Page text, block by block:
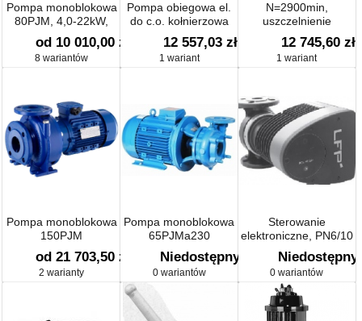
Pompa monoblokowa
80PJM, 4,0-22kW,
n=2900/min
od 10 010,00 zł
8 wariantów
Pompa obiegowa el.
do c.o. kołnierzowa
POe MEGA
12 557,03 zł
1 wariant
N=2900min,
uszczelnienie
mechaniczne DMc.
Pompa liniowa PML2
DN 80
12 745,60 zł
1 wariant
Pompa monoblokowa
150PJM
od 21 703,50 zł
2 warianty
Pompa monoblokowa
65PJMa230
Niedostępny
0 wariantów
Sterowanie
elektroniczne, PN6/10
Pompa obiegowa
65POe120A/B MEGA1
Niedostępny
0 wariantów